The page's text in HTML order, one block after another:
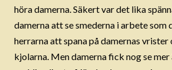
höra damerna. Säkert var det lika
damerna att se smederna i arbete som
herrarna att spana på damernas vrister
kjolarna. Men damerna fick nog se mer